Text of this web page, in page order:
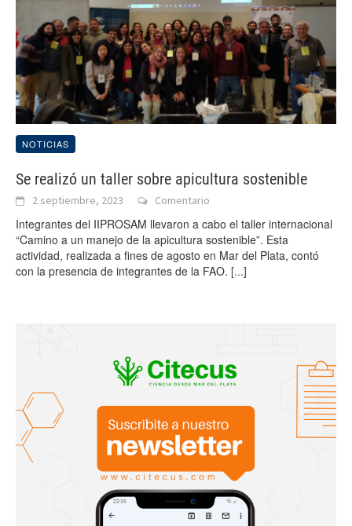
NOTICIAS
Se realizó un taller sobre apicultura sostenible
2 septiembre, 2023 Comentario
Integrantes del IIPROSAM llevaron a cabo el taller internacional
“Camino a un manejo de la apicultura sostenible”. Esta
actividad, realizada a fines de agosto en Mar del Plata, contó
con la presencia de integrantes de la FAO. [...]